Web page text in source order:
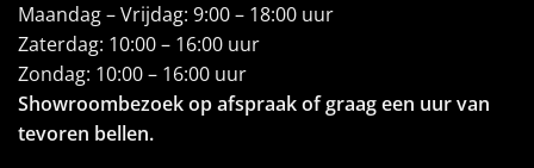
Maandag – Vrijdag: 9:00 – 18:00 uur
Zaterdag: 10:00 – 16:00 uur
Zondag: 10:00 – 16:00 uur
Showroombezoek op afspraak of graag een uur van
tevoren bellen.